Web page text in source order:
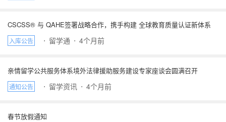
CSCSS® 与 QAHE签署战略合作，携手构建 全球教育质量认证新体系
入库公告 ⋅ 留学通 ⋅ 4个月前
亲情留学公共服务体系境外法律援助服务建设专家座谈会圆满召开
通知公告 ⋅ 留学资讯 ⋅ 4个月前
春节放假通知